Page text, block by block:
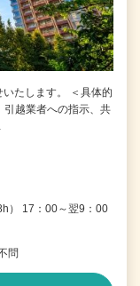
たします。 ＜具体的
引越業者への指示、共
） 17：00～翌9：00
問